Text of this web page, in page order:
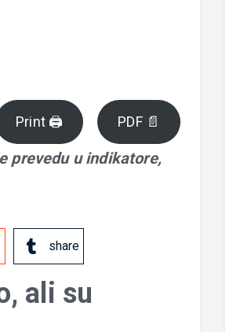
Print 🖨 PDF 📄
prevedu u indikatore,
share
ali su